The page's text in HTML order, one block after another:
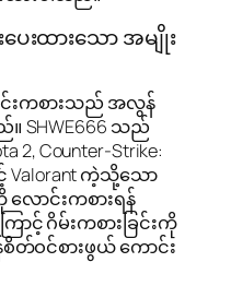
ေးထားသော အမျိုး
င်းကစားသည် အလွန်
။ SHWE666 သည်
2, Counter-Strike:
င့် Valorant ကဲ့သို့သော
လောင်းကစားရန်
ာင့် ဂိမ်းကစားခြင်းကို
ဝင်စားဖွယ် ကောင်း